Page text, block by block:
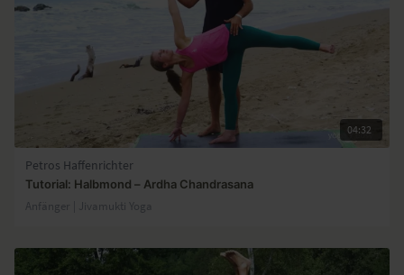
04:32
Petros Haffenrichter
Tutorial: Halbmond – Ardha Chandrasana
Anfänger | Jivamukti Yoga